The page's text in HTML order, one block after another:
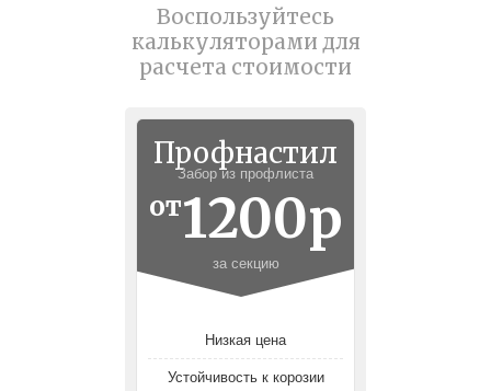
Воспользуйтесь
калькуляторами для
расчета стоимости
Профнастил
Забор из профлиста
от1200р
за секцию
Низкая цена
Устойчивость к корозии